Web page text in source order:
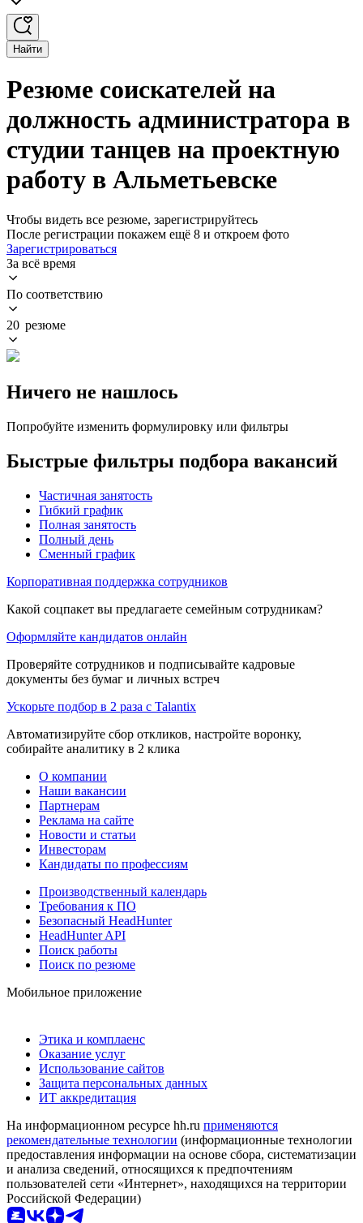
Найти
Резюме соискателей на
должность администратора в
студии танцев на проектную
работу в Альметьевске
Чтобы видеть все резюме, зарегистрируйтесь
После регистрации покажем ещё 8 и откроем фото
Зарегистрироваться
За всё время
По соответствию
20 резюме
Ничего не нашлось
Попробуйте изменить формулировку или фильтры
Быстрые фильтры подбора вакансий
Частичная занятость
Гибкий график
Полная занятость
Полный день
Сменный график
Корпоративная поддержка сотрудников
Какой соцпакет вы предлагаете семейным сотрудникам?
Оформляйте кандидатов онлайн
Проверяйте сотрудников и подписывайте кадровые
документы без бумаг и личных встреч
Ускорьте подбор в 2 раза с Talantix
Автоматизируйте сбор откликов, настройте воронку,
собирайте аналитику в 2 клика
О компании
Наши вакансии
Партнерам
Реклама на сайте
Новости и статьи
Инвесторам
Кандидаты по профессиям
Производственный календарь
Требования к ПО
Безопасный HeadHunter
HeadHunter API
Поиск работы
Поиск по резюме
Мобильное приложение
Этика и комплаенс
Оказание услуг
Использование сайтов
Защита персональных данных
ИТ аккредитация
На информационном ресурсе hh.ru применяются
рекомендательные технологии (информационные технологии
предоставления информации на основе сбора, систематизации
и анализа сведений, относящихся к предпочтениям
пользователей сети «Интернет», находящихся на территории
Российской Федерации)